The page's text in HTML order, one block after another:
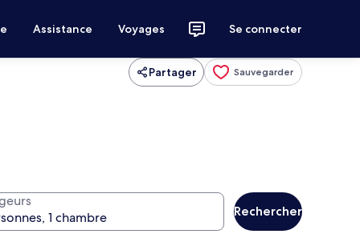
Assistance Voyages Se connecter
Partager Sauvegarder
Rechercher